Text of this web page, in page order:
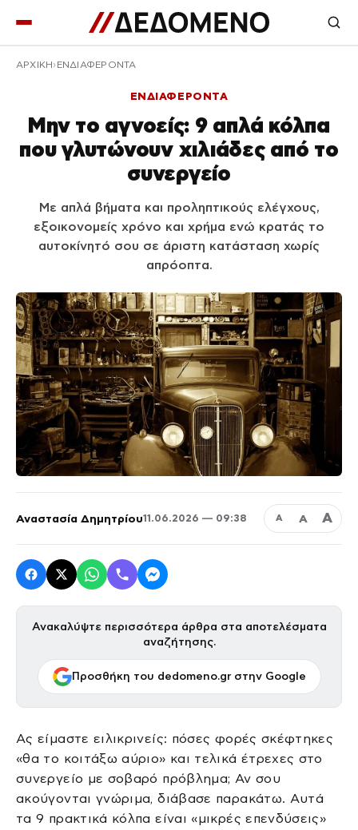
ΑΡΧΙΚΉ ΕΝΔΙΑΦΕΡΟΝΤΑ
ΕΝΔΙΑΦΕΡΟΝΤΑ
Μην το αγνοείς: 9 απλά κόλπα
που γλυτώνουν χιλιάδες από το
συνεργείο
Με απλά βήματα και προληπτικούς ελέγχους,
εξοικονομείς χρόνο και χρήμα ενώ κρατάς το
αυτοκίνητό σου σε άριστη κατάσταση χωρίς
απρόοπτα.
Αναστασία Δημητρίου11.06.2026 — 09:38 Α Α Α
Ανακαλύψτε περισσότερα άρθρα στα αποτελέσματα
αναζήτησης.
Προσθήκη του dedomeno.gr στην Google
Ας είμαστε ειλικρινείς: πόσες φορές σκέφτηκες
«θα το κοιτάξω αύριο» και τελικά έτρεχες στο
συνεργείο με σοβαρό πρόβλημα; Αν σου
ακούγονται γνώριμα, διάβασε παρακάτω. Αυτά
τα 9 πρακτικά κόλπα είναι «μικρές επενδύσεις»